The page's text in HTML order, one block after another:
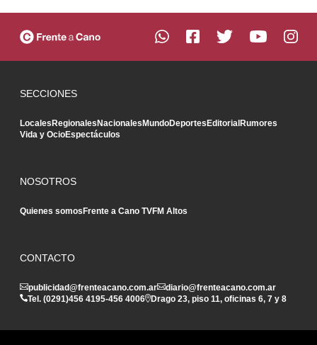
SECCIONES
LocalesRegionalesNacionalesMundoDeportesEditorialRumores
Vida y OcioEspectáculos
NOSOTROS
Quienes somosFrente a Cano TVFM Altos
CONTACTO
publicidad@frenteacano.com.ar
diario@frenteacano.com.ar
Tel. (0291)456 4195-456 4006 Drago 23, piso 11, oficinas 6, 7 y 8